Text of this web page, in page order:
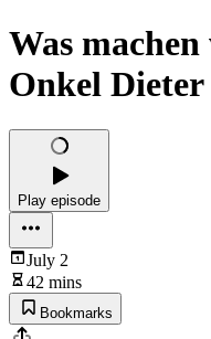
Was
Onkel Dieter
Play episode
July 2
42 mins
Bookmarks